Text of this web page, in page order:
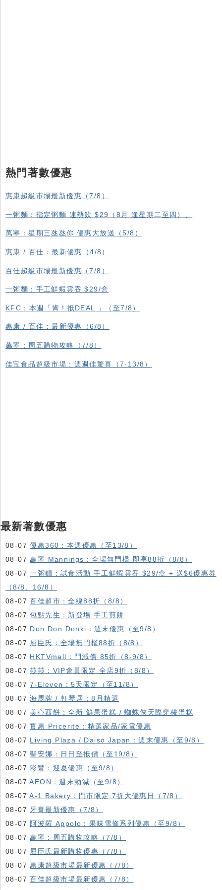
熱門著數優惠
惠康超級市場最新優惠（7/8）
一粥麵：指定粥麵 連熱飲 $29（8月 逢星期二至四）、
萬寧：星期三氹氹你 優惠大放送（5/8）
惠康 / 百佳：最新優惠（4/8）
百佳超級市場最新優惠（7/8）
一粥麵：手工鮮蝦雲吞 $29/盒
KFC ：本週「肯！抵DEAL 」（至7/8）
惠康 / 百佳：最新優惠（6/8）
萬寧：周五購物攻略（7/8）
佳宝食品超級市場：週週佳驚喜（7-13/8）
最新著數優惠
08-07優惠360：本週優惠（至13/8）
08-07萬寧 Mannings：全場無門檻 即享88折（8/8）
08-07一粥麵：試食活動 手工鮮蝦雲吞 $29/盒 + 送$6優惠券
（8/8、16/8）
08-07百佳超市：全線88折（8/8）
08-07包點先生：新登場 手工煎餅
08-07 Don Don Donki：週末優惠（至9/8）
08-07 屈臣氏：全場無門檻88折（8/8）
08-07 HKTVmall ：鬥減價 85折（8-9/8）
08-07莎莎：VIP會員限定 全店9折（8/8）
08-077-Eleven：5天限定（至11/8）
08-07海馬牌 / 軒琴居：8月精選
08-07 美心西餅：全新 鮮果蛋糕 / 蜘蛛俠天際穿梭蛋糕
08-07實惠 Pricerite：精選家品/家電優惠
08-07 Living Plaza / Daiso Japan：週末優惠（至9/8）
08-07聖安娜：日日至抵價（至19/8）
08-07彩豐：迎夏優惠（至9/8）
08-07AEON：週末勁減（至9/8）
08-07A-1 Bakery：門市限定 7折大優惠日（7/8）
08-07 牙膏最新優惠（7/8）
08-07 阿波羅 Appolo：果味雪條系列優惠（至9/8）
08-07萬寧：周五購物攻略（7/8）
08-07 屈臣氏最新購物優惠（7/8）
08-07惠康超級市場最新優惠（7/8）
08-07百佳超級市場最新優惠（7/8）